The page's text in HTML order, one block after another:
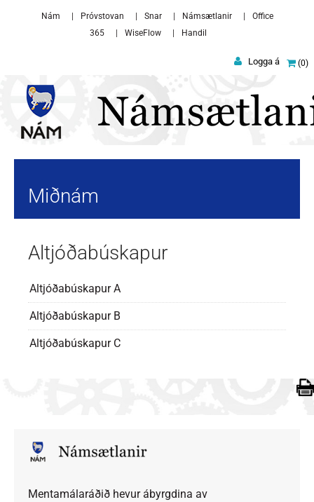
Nám Próvstovan Snar Námsætlanir
Office
365
WiseFlow Handil
0
Logga á
Miðnám
Altjóðabúskapur
Altjóðabúskapur A
Altjóðabúskapur B
Altjóðabúskapur C
Mentamálaráðið hevur ábyrgdina av